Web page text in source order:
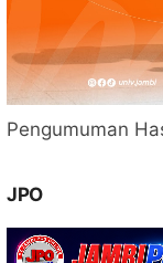
Pengumuman
JPO